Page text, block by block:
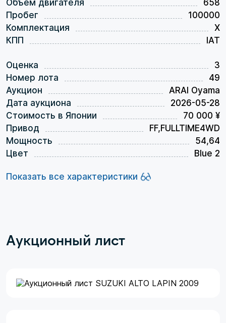
Объем двигателя
658
Пробег
100000
Комплектация
X
КПП
IAT
Оценка
3
Номер лота
49
Аукцион
ARAI Oyama
Дата аукциона
2026-05-28
Стоимость в Японии
70 000 ¥
Привод
FF,FULLTIME4WD
Мощность
54,64
Цвет
Blue 2
Показать все характеристики
Аукционный лист